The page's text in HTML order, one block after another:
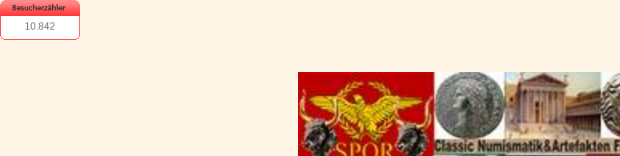
10.842